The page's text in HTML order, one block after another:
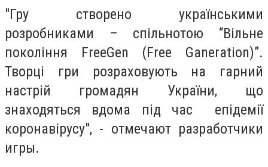
"Гру створено українськими
розробниками – спільнотою “Вільне
покоління FreeGen (Free Ganeration)”.
Творці гри розраховують на гарний
настрій громадян України, що
знаходяться вдома під час епідемії
коронавірусу", - отмечают разработчики
игры.